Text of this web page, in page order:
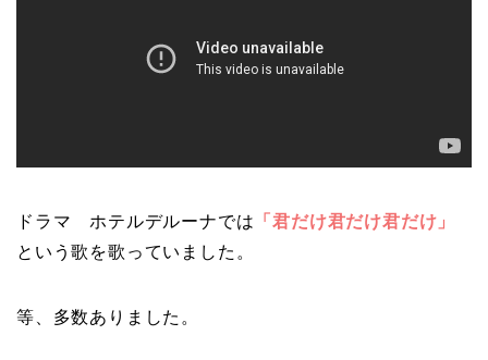
ドラマ ホテルデルーナでは 「君だけ君だけ君だけ」
という歌を歌っていました。
等、多数ありました。